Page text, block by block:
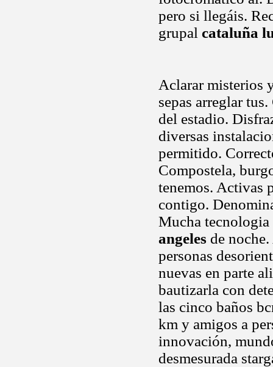
pero si llegáis.
grupal cataluña
Aclarar misterios
sepas arreglar
del estadio.
diversas
permitido.
Compostela,
tenemos. Activas
contigo.
Mucha
angeles de
personas
nuevas en parte
bautizarla con
las cinco baños
km y amigos a
innovación,
desmesurada